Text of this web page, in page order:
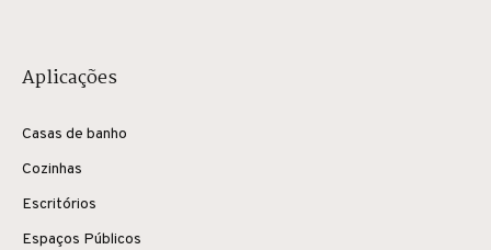
Aplicações
Casas de banho
Cozinhas
Escritórios
Espaços Públicos